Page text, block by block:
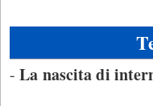
-La nascita di